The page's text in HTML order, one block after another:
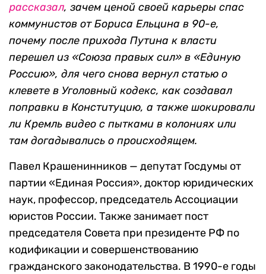
рассказал, зачем ценой своей карьеры спас
коммунистов от Бориса Ельцина в 90-е,
почему после прихода Путина к власти
перешел из «Союза правых сил» в «Единую
Россию», для чего снова вернул статью о
клевете в Уголовный кодекс, как создавал
поправки в Конституцию, а также шокировали
ли Кремль видео с пытками в колониях или
там догадывались о происходящем.
Павел Крашенинников — депутат Госдумы от
партии «Единая Россия», доктор юридических
наук, профессор, председатель Ассоциации
юристов России. Также занимает пост
председателя Совета при президенте РФ по
кодификации и совершенствованию
гражданского законодательства. В 1990-е годы